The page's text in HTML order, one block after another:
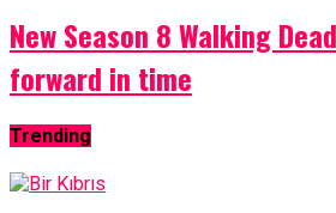
New Season 8 Walking
forward in time
Trending